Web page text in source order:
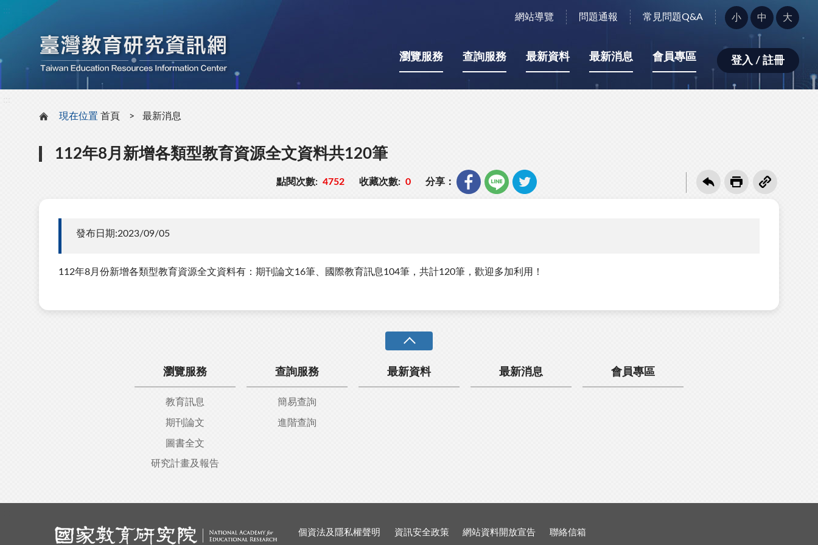
網站導覽 問題通報 常見問題Q&A
字
型
小：
小 中 大
瀏覽服務 查詢服務 最新資料 最新消息 會員專區 登入 / 註冊
現在位置 首頁 最新消息
112年8月新增各類型教育資源全文資料共120筆
點閱次數: 4752 收藏次數: 0 分享：
發布日期:2023/09/05
112年8月份新增各類型教育資源全文資料有：期刊論文16筆、國際教育訊息104筆，共計120筆，歡迎多加利用！
瀏覽服務
教育訊息
期刊論文
圖書全文
研究計畫及報告
查詢服務
簡易查詢
進階查詢
最新資料 最新消息 會員專區
個資法及隱私權聲明 資訊安全政策 網站資料開放宣告 聯絡信箱